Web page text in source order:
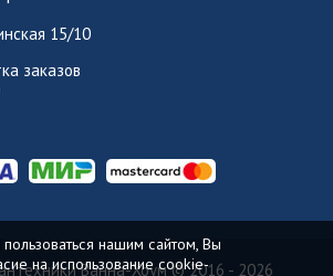
15/10
заказов
Ванна-Хоум© 2016 - 2026
нашим сайтом, Вы
на использование cookie-